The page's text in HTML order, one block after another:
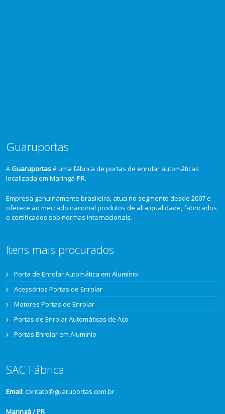
Guaruportas
AGuaruportasé uma fábrica de portas de enrolar automáticas
localizada em Maringá-PR.
Empresa genuinamente brasileira, atua no segmento desde 2007 e
oferece ao mercado nacional produtos de alta qualidade, fabricados
e certificados sob normas internacionais.
Itens mais procurados
Porta de Enrolar Automática em Alumínio
Acessórios Portas de Enrolar
Motores Portas de Enrolar
Portas de Enrolar Automáticas de Aço
Portas Enrolar em Alumínio
SAC Fábrica
Email:contato@guaruportas.com.br
Maringá / PR